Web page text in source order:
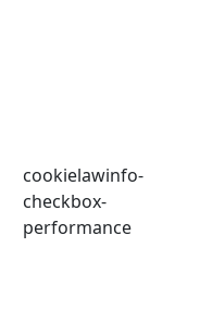
cookielawinfo-
checkbox-
performance